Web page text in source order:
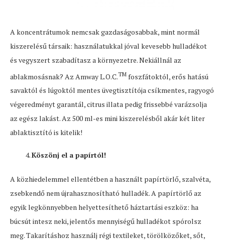
A koncentrátumok nemcsak gazdaságosabbak, mint normál
kiszerelésű társaik: használatukkal jóval kevesebb hulladékot
és vegyszert szabadítasz a környezetre. Nekiállnál az
ablakmosásnak? Az Amway L.O.C.TM foszfátoktól, erős hatású
savaktól és lúgoktól mentes üvegtisztítója csíkmentes, ragyogó
végeredményt garantál, citrus illata pedig frissebbé varázsolja
az egész lakást. Az 500 ml-es mini kiszerelésből akár két liter
ablaktisztító is kitelik!
Köszönj el a papírtól!
A közhiedelemmel ellentétben a használt papírtörlő, szalvéta,
zsebkendő nem újrahasznosítható hulladék. A papírtörlő az
egyik legkönnyebben helyettesíthető háztartási eszköz: ha
búcsút intesz neki, jelentős mennyiségű hulladékot spórolsz
meg. Takarításhoz használj régi textileket, törölközőket, sőt,